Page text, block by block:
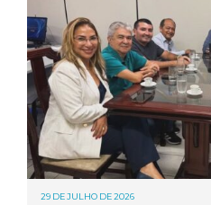
29 DE JULHO DE 2026